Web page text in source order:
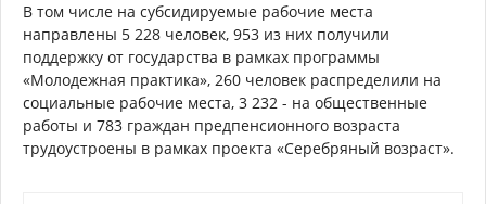
В том числе на субсидируемые рабочие места
направлены 5 228 человек, 953 из них получили
поддержку от государства в рамках программы
«Молодежная практика», 260 человек распределили на
социальные рабочие места, 3 232 - на общественные
работы и 783 граждан предпенсионного возраста
трудоустроены в рамках проекта «Серебряный возраст».